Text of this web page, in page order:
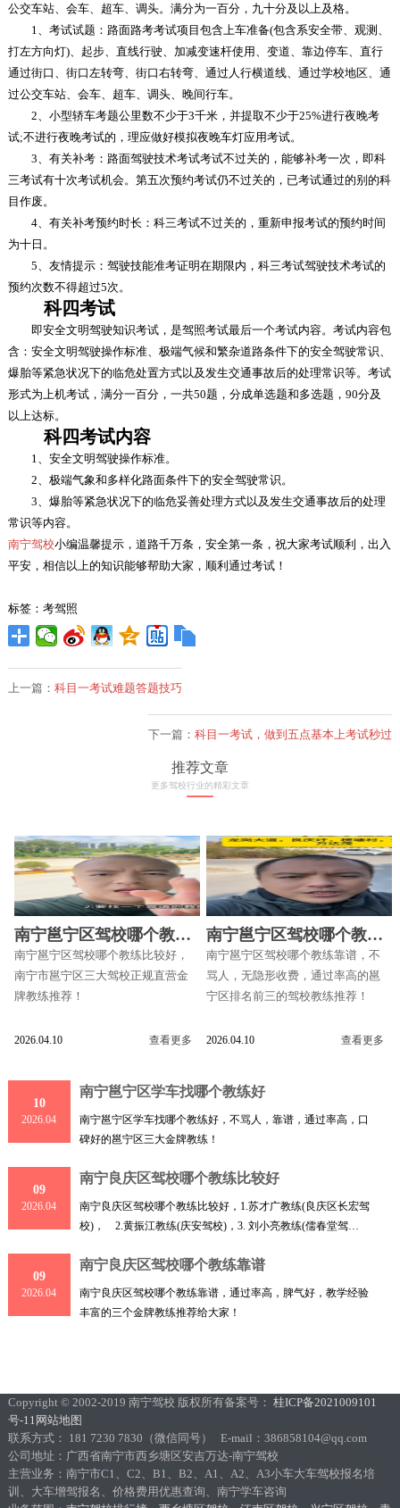
公交车站、会车、超车、调头。满分为一百分，九十分及以上及格。
1、考试试题：路面路考考试项目包含上车准备(包含系安全带、观测、
打左方向灯)、起步、直线行驶、加减变速杆使用、变道、靠边停车、直行
通过街口、街口左转弯、街口右转弯、通过人行横道线、通过学校地区、通
过公交车站、会车、超车、调头、晚间行车。
2、小型轿车考题公里数不少于3千米，并提取不少于25%进行夜晚考
试;不进行夜晚考试的，理应做好模拟夜晚车灯应用考试。
3、有关补考：路面驾驶技术考试考试不过关的，能够补考一次，即科
三考试有十次考试机会。第五次预约考试仍不过关的，已考试通过的别的科
目作废。
4、有关补考预约时长：科三考试不过关的，重新申报考试的预约时间
为十日。
5、友情提示：驾驶技能准考证明在期限内，科三考试驾驶技术考试的
预约次数不得超过5次。
科四考试
即安全文明驾驶知识考试，是驾照考试最后一个考试内容。考试内容包
含：安全文明驾驶操作标准、极端气候和繁杂道路条件下的安全驾驶常识、
爆胎等紧急状况下的临危处置方式以及发生交通事故后的处理常识等。考试
形式为上机考试，满分一百分，一共50题，分成单选题和多选题，90分及
以上达标。
科四考试内容
1、安全文明驾驶操作标准。
2、极端气象和多样化路面条件下的安全驾驶常识。
3、爆胎等紧急状况下的临危妥善处理方式以及发生交通事故后的处理
常识等内容。
南宁驾校小编温馨提示，道路千万条，安全第一条，祝大家考试顺利，出入
平安，相信以上的知识能够帮助大家，顺利通过考试！
标签：考驾照
上一篇： 科目一考试难题答题技巧
下一篇：科目一考试，做到五点基本上考试秒过
推荐文章
更多驾校行业的精彩文章
南宁邕宁区驾校哪个教练
比较好
南宁邕宁区驾校哪个教练比较好，
南宁市邕宁区三大驾校正规直营金
牌教练推荐！
2026.04.10 查看更多
南宁邕宁区驾校哪个教练
靠谱
南宁邕宁区驾校哪个教练靠谱，不
骂人，无隐形收费，通过率高的邕
宁区排名前三的驾校教练推荐！
2026.04.10 查看更多
10
2026.04
南宁邕宁区学车找哪个教练好
南宁邕宁区学车找哪个教练好，不骂人，靠谱，通过率高，口
碑好的邕宁区三大金牌教练！
09
2026.04
南宁良庆区驾校哪个教练比较好
南宁良庆区驾校哪个教练比较好，1.苏才广教练(良庆区长宏驾
校)， 2.黄振江教练(庆安驾校)，3. 刘小亮教练(儒春堂驾
09
2026.04
南宁良庆区驾校哪个教练靠谱
南宁良庆区驾校哪个教练靠谱，通过率高，脾气好，教学经验
丰富的三个金牌教练推荐给大家！
Copyright © 2002-2019 南宁驾校 版权所有备案号： 桂ICP备2021009101
号-11 网站地图
联系方式： 181 7230 7830（微信同号） E-mail：386858104@qq.com
公司地址：广西省南宁市西乡塘区安吉万达-南宁驾校
主营业务：南宁市C1、C2、B1、B2、A1、A2、A3小车大车驾校报名培
训、大车增驾报名、价格费用优惠查询、南宁学车咨询